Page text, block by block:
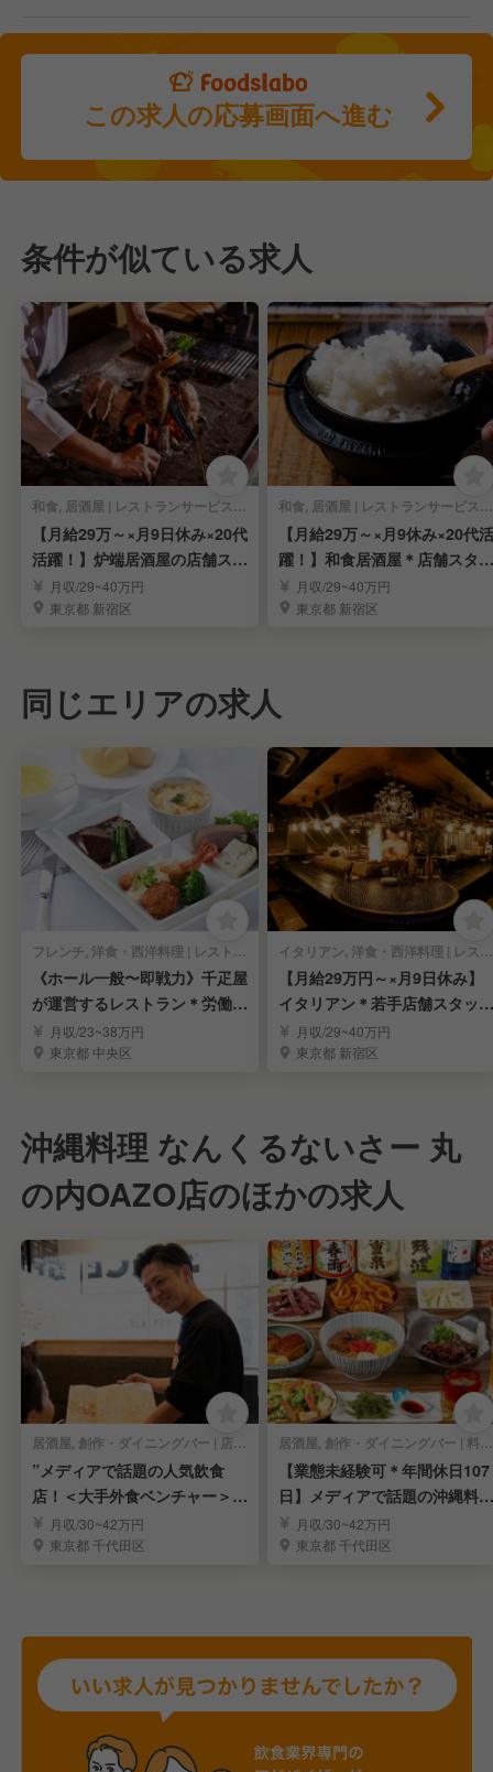
この求人の応募画面へ進む
条件が似ている求人
和食, 居酒屋 | レストランサービス・ホールスタッフ
【月給29万～×月9日休み×20代
活躍！】炉端居酒屋の店舗スタ
ッフ募集！
月収/29~40万円
東京都 新宿区
和食, 居酒屋 | レストランサービス・ホールスタッフ
【月給29万～×月9休み×20代活
躍！】和食居酒屋＊店舗スタッ
フ募集！
月収/29~40万円
東京都 新宿区
同じエリアの求人
フレンチ, 洋食・西洋料理 | レストランサービス・ホールスタッフ
《ホール一般〜即戦力》千疋屋
が運営するレストラン＊労働環
境安定＊賞与年3回
月収/23~38万円
東京都 中央区
イタリアン, 洋食・西洋料理 | レストランサービス・ホールスタッフ
【月給29万円～×月9日休み】
イタリアン＊若手店舗スタッフ
募集月収/29~40万円
東京都 新宿区
沖縄料理 なんくるないさー 丸
の内OAZO店のほかの求人
居酒屋, 創作・ダイニングバー | 店長・店長候補
”メディアで話題の人気飲食
店！＜大手外食ベンチャー＞～
店長候補を大募集～
月収/30~42万円
東京都 千代田区
居酒屋, 創作・ダイニングバー | 料理長・料理長候補
【業態未経験可＊年間休日107
日】メディアで話題の沖縄料理
店｜東京・大手町
月収/30~42万円
東京都 千代田区